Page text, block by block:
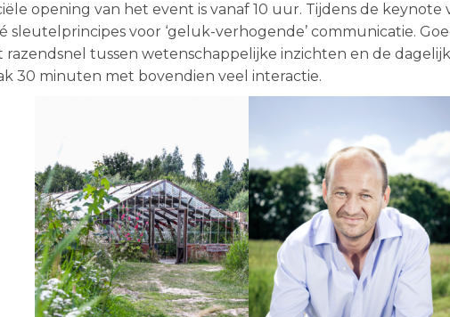
opening van het event is vanaf 10 uur. Tijdens de
sleutelprincipes voor ‘geluk-verhogende’ communicatie.
tussen wetenschappelijke inzichten en de
30 minuten met bovendien veel interactie.